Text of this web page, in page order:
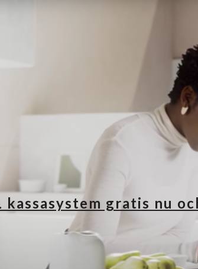
kassasystem gratis nu